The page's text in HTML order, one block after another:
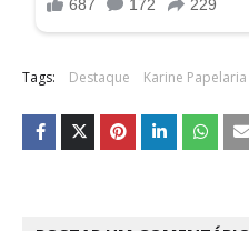
Tags: Destaque Karine Papelaria